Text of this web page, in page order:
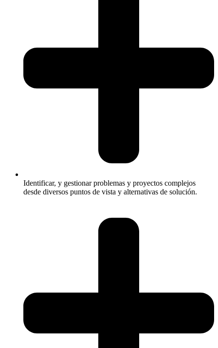
Identificar, y gestionar problemas y proyectos complejos
desde diversos puntos de vista y alternativas de solución.